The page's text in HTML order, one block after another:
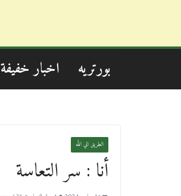
بورتريه اخبار خفيفة
الطريق الي الله
أنا : سر التعاسة